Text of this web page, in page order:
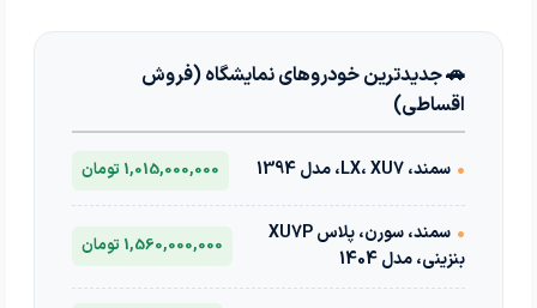
🚗 جدیدترین خودروهای نمایشگاه (فروش
اقساطی)
• سمند، LX، XU7، مدل 1394 1,015,000,000 تومان
•
سمند، سورن، پلاس XU7P
بنزینی، مدل 1404
1,560,000,000 تومان